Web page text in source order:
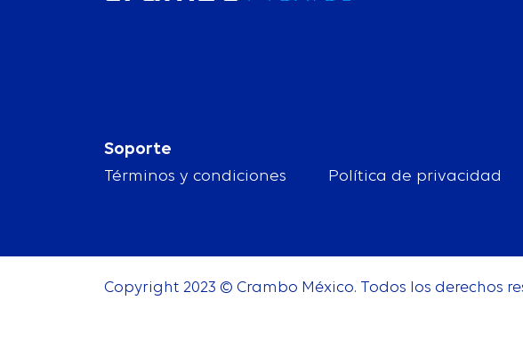
Soporte
Términos y condiciones Política de privacidad
Copyright 2023 © Crambo México. Todos los derechos